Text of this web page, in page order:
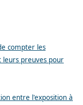
compter les
preuves pour
entre l'exposition à